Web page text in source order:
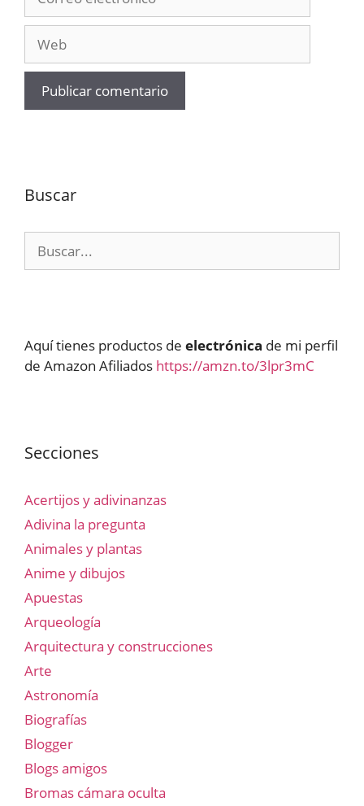
electrónico
Buscar
Aquí tienes productos de electrónica de mi perfil
de Amazon Afiliados https://amzn.to/3lpr3mC
Secciones
Acertijos y adivinanzas
Adivina la pregunta
Animales y plantas
Anime y dibujos
Apuestas
Arqueología
Arquitectura y construcciones
Arte
Astronomía
Biografías
Blogger
Blogs amigos
Bromas cámara oculta